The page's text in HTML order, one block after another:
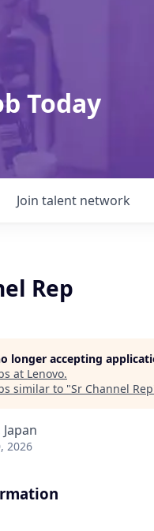
Today
Join talent network
Rep
longer accepting
at Lenovo.
similar to "Sr Channel Rep
2026